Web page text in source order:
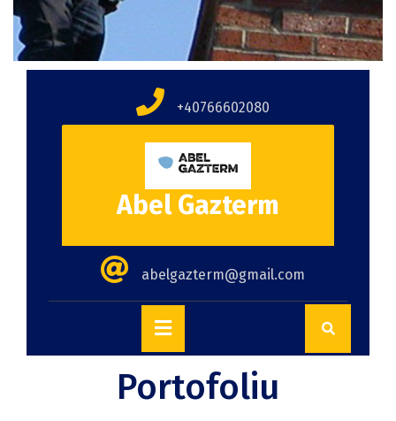
+40766602080
Abel Gazterm
abelgazterm@gmail.com
Portofoliu